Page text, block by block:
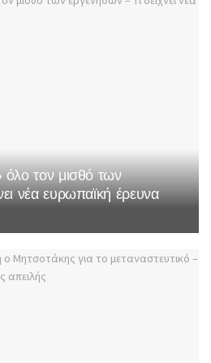
όλο τον μισθό των
νέα ευρωπαϊκή έρευνα